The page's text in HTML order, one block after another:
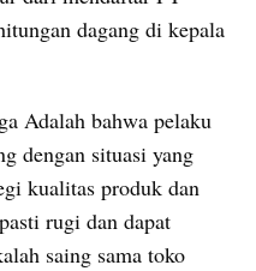
dagang di kepala
Adalah bahwa pelaku
dengan situasi yang
kualitas produk dan
rugi dan dapat
saing sama toko